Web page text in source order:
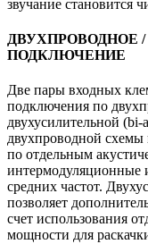
звучание становится
ДВУХПРОВОДНОЕ
ПОДКЛЮЧЕНИЕ
Две пары входных
подключения по
двухусилительной
двухпроводной схемы
по отдельным
интермодуляционные
средних частот.
позволяет
счет использования
мощности для